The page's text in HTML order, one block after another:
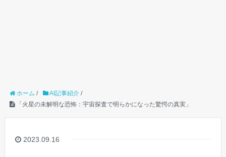
ホーム / AI記事紹介/
「火星の未解明な恐怖：宇宙探査で明らかになった驚愕の真実」
2023.09.16